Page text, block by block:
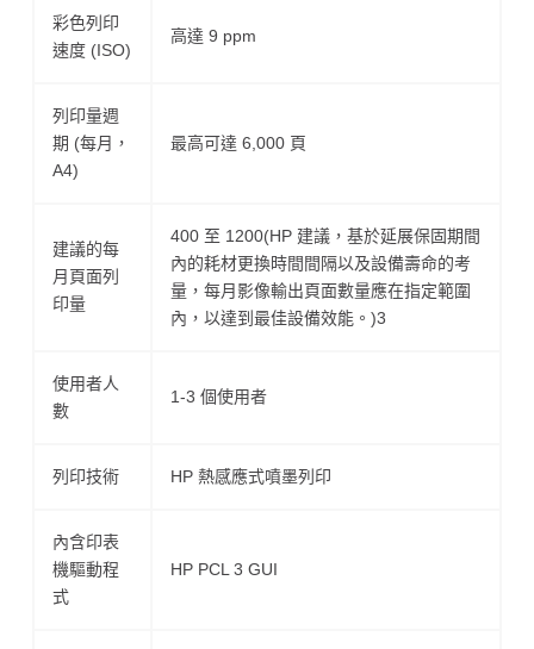
彩色列印
速度 (ISO)
高達 9 ppm
列印量週
期 (每月，
A4)
最高可達 6,000 頁
建議的每
月頁面列
印量
400 至 1200(HP 建議，基於延展保固期間
內的耗材更換時間間隔以及設備壽命的考
量，每月影像輸出頁面數量應在指定範圍
內，以達到最佳設備效能。)3
使用者人
數
1-3 個使用者
列印技術 HP 熱感應式噴墨列印
內含印表
機驅動程
式
HP PCL 3 GUI